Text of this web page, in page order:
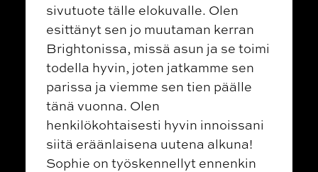
sivutuote tälle elokuvalle. Olen
esittänyt sen jo muutaman kerran
Brightonissa, missä asun ja se toimi
todella hyvin, joten jatkamme sen
parissa ja viemme sen tien päälle
tänä vuonna. Olen
henkilökohtaisesti hyvin innoissani
siitä eräänlaisena uutena alkuna!
Sophie on työskennellyt ennenkin